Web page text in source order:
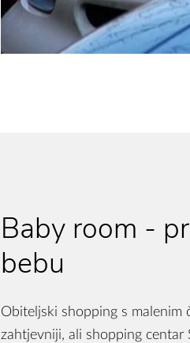
Baby room -
bebu
Obiteljski shopping s malenim
zahtjevniji, ali shopping centar